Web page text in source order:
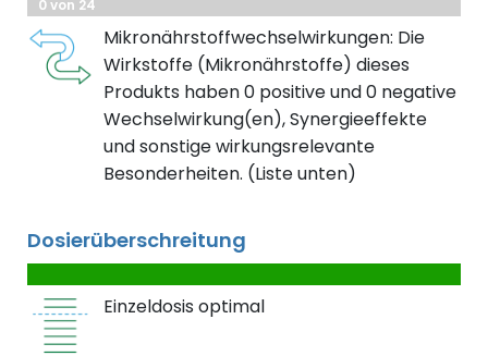
0 von 24
Mikronährstoffwechselwirkungen: Die
Wirkstoffe (Mikronährstoffe) dieses
Produkts haben 0 positive und 0 negative
Wechselwirkung(en), Synergieeffekte
und sonstige wirkungsrelevante
Besonderheiten. (Liste unten)
Dosierüberschreitung
Einzeldosis optimal